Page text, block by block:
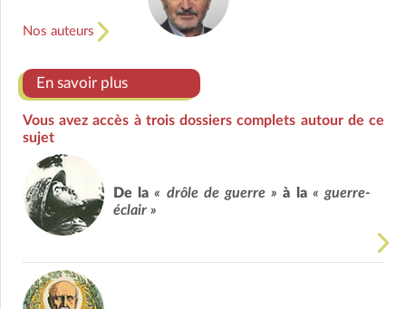
Nos auteurs
En savoir plus
Vous avez accès à trois dossiers complets autour de ce
sujet
De la« drôle de guerre » à la « guerre-
éclair »